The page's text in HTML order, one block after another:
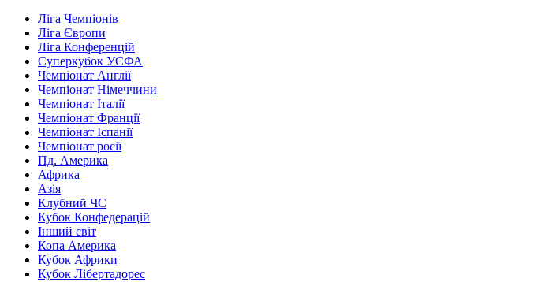
Ліга Чемпіонів
Ліга Європи
Ліга Конференцій
Суперкубок УЄФА
Чемпіонат Англії
Чемпіонат Німеччини
Чемпіонат Італії
Чемпіонат Франції
Чемпіонат Іспанії
Чемпіонат росії
Пд. Америка
Африка
Азія
Клубний ЧС
Кубок Конфедерацій
Інший світ
Копа Америка
Кубок Африки
Кубок Лібертадорес